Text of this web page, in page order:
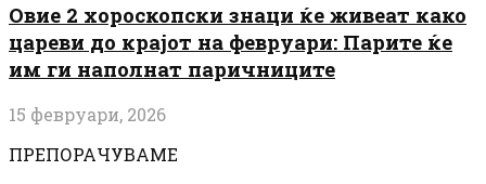
Овие 2 хороскопски знаци ќе живеат како
цареви до крајот на февруари: Парите ќе
им ги наполнат паричниците
15 февруари, 2026
ПРЕПОРАЧУВАМЕ